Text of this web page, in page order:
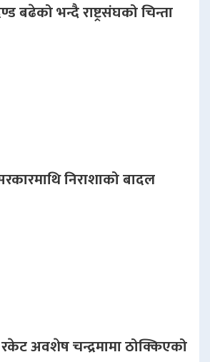
बढेको भन्दै राष्ट्रसंघको चिन्ता
निराशाको बादल
अवशेष चन्द्रमामा ठोक्किएको